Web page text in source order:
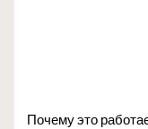
Почему это